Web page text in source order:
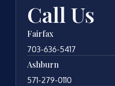
Call Us
Fairfax
703-636-5417
Ashburn
571-279-0110